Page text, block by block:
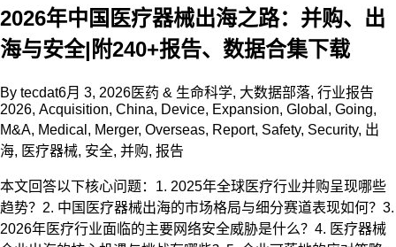
2026年中国医疗器械出海之路：并购、出
海与安全|附240+报告、数据合集下载
By tecdat6月 3, 2026医药 & 生命科学, 大数据部落, 行业报告
2026, Acquisition, China, Device, Expansion, Global , Going,
M&A, Medical , Merger, Overseas, Report, Safety, Security, 出
海, 医疗器械, 安全, 并购, 报告
本文回答以下核心问题：1. 2025年全球医疗行业并购呈现哪些
趋势？2. 中国医疗器械出海的市场格局与细分赛道表现如何？3.
2026年医疗行业面临的主要网络安全威胁是什么？4. 医疗器械